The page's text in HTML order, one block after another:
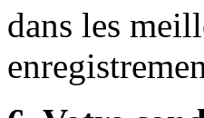
dans les